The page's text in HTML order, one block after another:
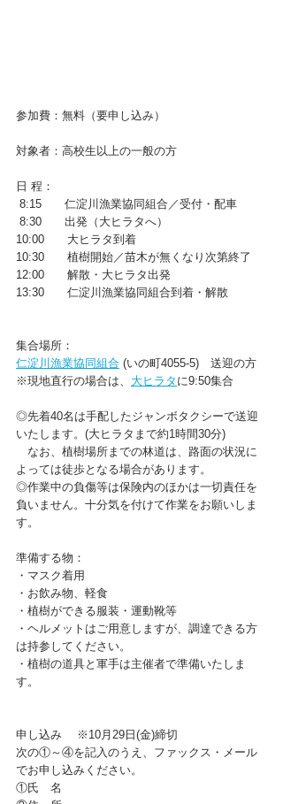
参加費：無料（要申し込み）
対象者：高校生以上の一般の方
日 程：
8:15　　仁淀川漁業協同組合／受付・配車
8:30　　出発（大ヒラタへ）
10:00　　大ヒラタ到着
10:30　　植樹開始／苗木が無くなり次第終了
12:00　　解散・大ヒラタ出発
13:30　　仁淀川漁業協同組合到着・解散
集合場所：
仁淀川漁業協同組合 (いの町4055-5)　送迎の方
※現地直行の場合は、 大ヒラタ に9:50集合
◎先着40名は手配したジャンボタクシーで送迎
いたします。(大ヒラタまで約1時間30分)
なお、植樹場所までの林道は、路面の状況に
よっては徒歩となる場合があります。
◎作業中の負傷等は保険内のほかは一切責任を
負いません。十分気を付けて作業をお願いしま
す。
準備する物：
・マスク着用
・お飲み物、軽食
・植樹ができる服装・運動靴等
・ヘルメットはご用意しますが、調達できる方
は持参してください。
・植樹の道具と軍手は主催者で準備いたしま
す。
申し込み　 ※10月29日(金)締切
次の①～④を記入のうえ、ファックス・メール
でお申し込みください。
①氏　名